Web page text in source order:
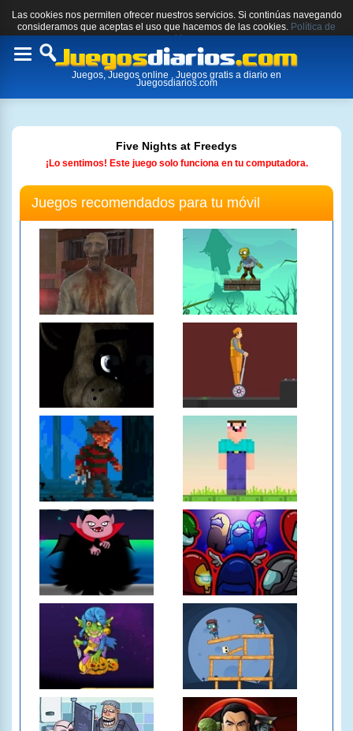
Las cookies nos permiten ofrecer nuestros servicios. Si continúas navegando
consideramos que aceptas el uso que hacemos de las cookies. Política de
cookies.
Toggle
Juegos, Juegos online , Juegos gratis a diario en
Juegosdiarios.com
Five Nights at Freedys
¡Lo sentimos! Este juego solo funciona en tu computadora.
Juegos recomendados para tu móvil